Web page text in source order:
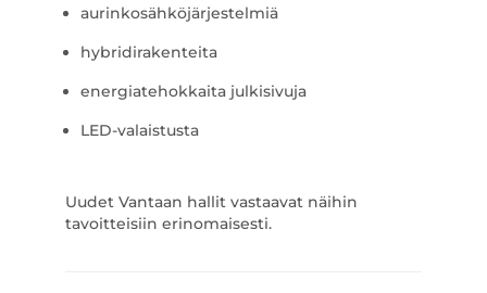
aurinkosähköjärjestelmiä
hybridirakenteita
energiatehokkaita julkisivuja
LED-valaistusta
Uudet Vantaan hallit vastaavat näihin
tavoitteisiin erinomaisesti.